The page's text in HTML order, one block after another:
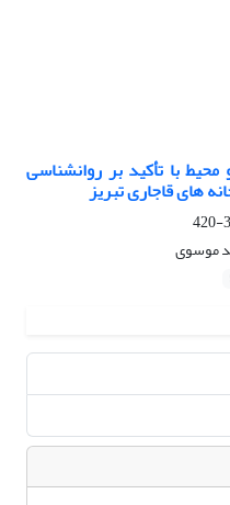
با تأکید بر روانشناسی
‏های قاجاری تبریز
موسوی